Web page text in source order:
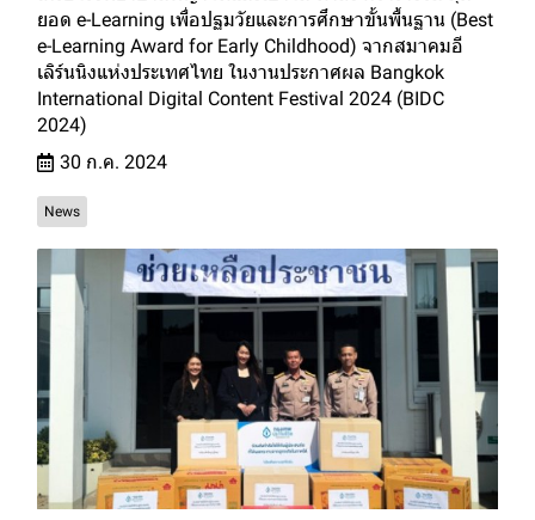
ยอด e-Learning เพื่อปฐมวัยและการศึกษาขั้นพื้นฐาน (Best
e-Learning Award for Early Childhood) จากสมาคมอี
เลิร์นนิงแห่งประเทศไทย ในงานประกาศผล Bangkok
International Digital Content Festival 2024 (BIDC
2024)
30 ก.ค. 2024
News